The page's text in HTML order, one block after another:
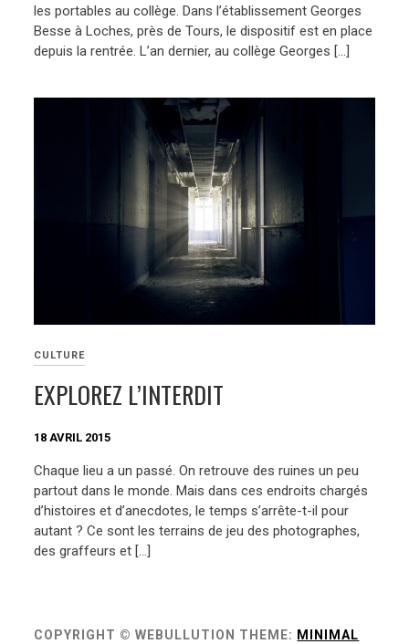
les portables au collège. Dans l’établissement Georges
Besse à Loches, près de Tours, le dispositif est en place
depuis la rentrée. L’an dernier, au collège Georges […]
CULTURE
EXPLOREZ L’INTERDIT
18 AVRIL 2015
Chaque lieu a un passé. On retrouve des ruines un peu
partout dans le monde. Mais dans ces endroits chargés
d’histoires et d’anecdotes, le temps s’arrête-t-il pour
autant ? Ce sont les terrains de jeu des photographes,
des graffeurs et […]
COPYRIGHT © WEBULLUTION THEME: MINIMAL